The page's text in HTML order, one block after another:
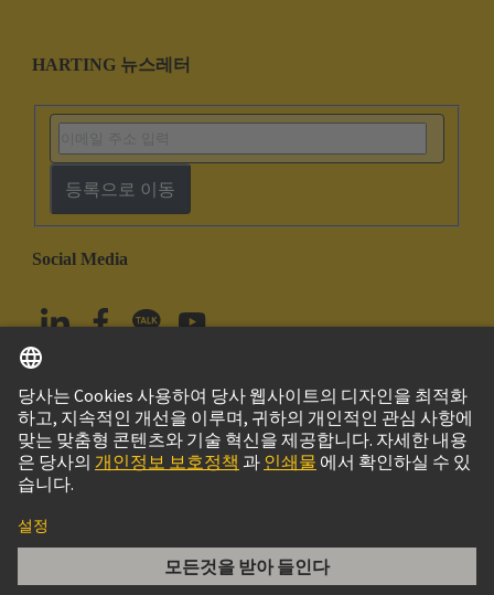
har-modular T-module male straight
HARTING 뉴스레터
등록으로 이동
Social Media
대한민국 한국어
© 하팅 테크놀로지 그룹
Privacy Policy Cookie PolicyTerms of Use